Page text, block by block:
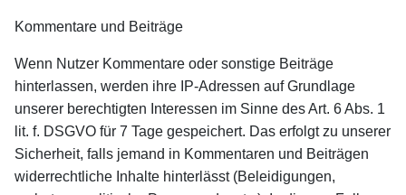
Kommentare und Beiträge
Wenn Nutzer Kommentare oder sonstige Beiträge
hinterlassen, werden ihre IP-Adressen auf Grundlage
unserer berechtigten Interessen im Sinne des Art. 6 Abs. 1
lit. f. DSGVO für 7 Tage gespeichert. Das erfolgt zu unserer
Sicherheit, falls jemand in Kommentaren und Beiträgen
widerrechtliche Inhalte hinterlässt (Beleidigungen,